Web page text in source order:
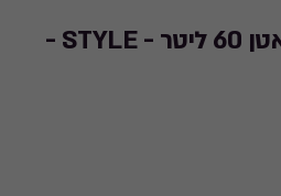
סל כביסה סטייל ראטן 60 ליטר - STYLE -